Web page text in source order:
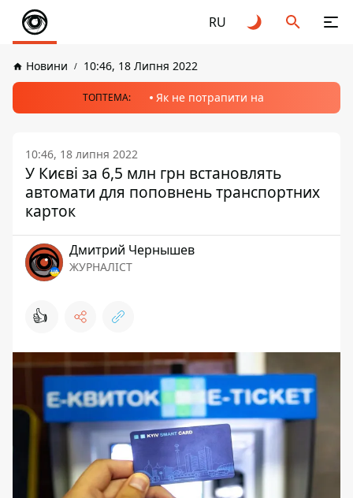
RU
Новини 10:46, 18 Липня 2022
ТОПТЕМА: Як не потрапити на
10:46, 18 липня 2022
У Києві за 6,5 млн грн встановлять
автомати для поповнень транспортних
карток
Дмитрий Чернышев
ЖУРНАЛІСТ
👍